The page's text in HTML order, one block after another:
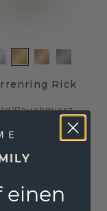
Rick
/Rauchquarz
€ 1.529,- €
einen